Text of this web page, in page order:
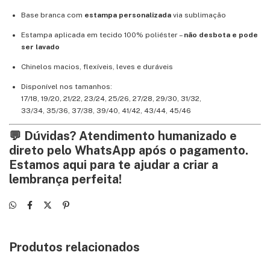
Base branca com estampa personalizada via sublimação
Estampa aplicada em tecido 100% poliéster – não desbota e pode
ser lavado
Chinelos macios, flexíveis, leves e duráveis
Disponível nos tamanhos:
17/18, 19/20, 21/22, 23/24, 25/26, 27/28, 29/30, 31/32,
33/34, 35/36, 37/38, 39/40, 41/42, 43/44, 45/46
💬 Dúvidas? Atendimento humanizado e
direto pelo WhatsApp após o pagamento.
Estamos aqui para te ajudar a criar a
lembrança perfeita!
Produtos relacionados